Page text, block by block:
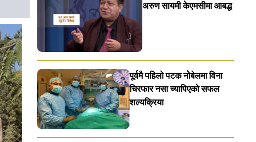
अरुण सायमी केएमसीमा आबद्ध
पूर्वमै पहिलो पटक नोबेलमा विना
चिरफार नसा च्यापिएको सफल
शल्यक्रिया